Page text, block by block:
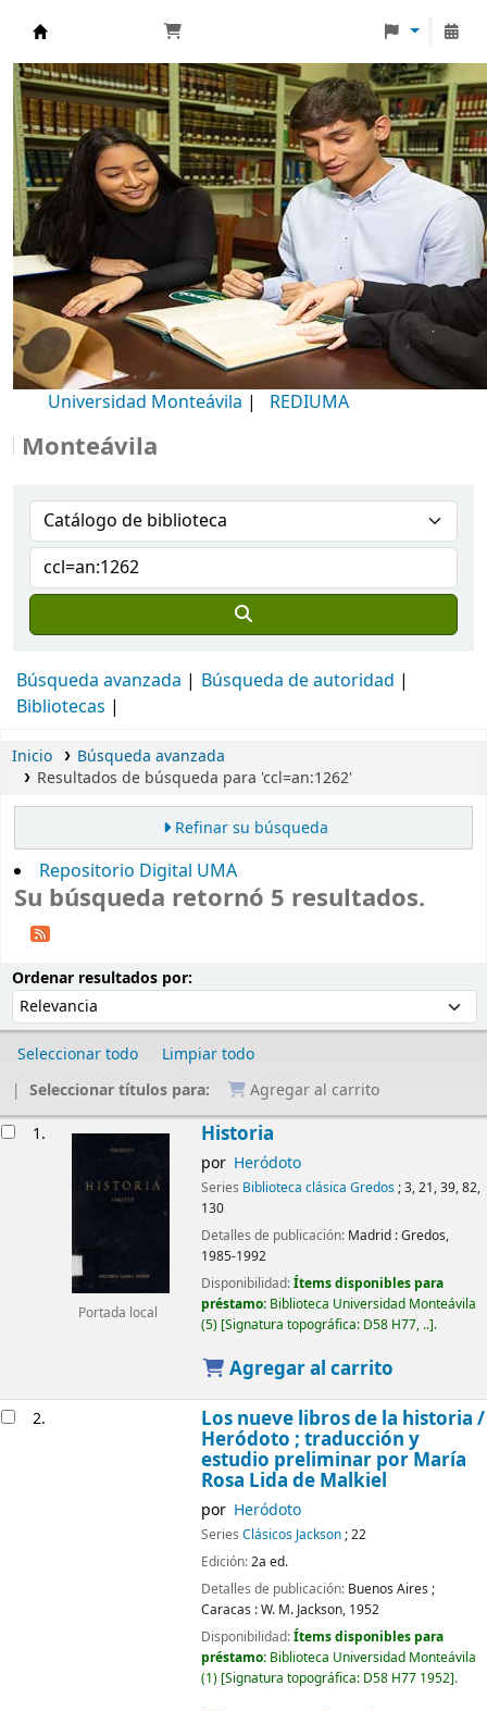
Biblioteca Universidad Monteávila
Universidad Monteávila | REDIUMA
Búsqueda avanzada
Búsqueda de autoridad
Bibliotecas
Inicio
Búsqueda avanzada
Resultados de búsqueda para 'ccl=an:1262'
Refinar su búsqueda
Repositorio Digital UMA
Su búsqueda retornó 5 resultados.
Ordenar resultados por:
Seleccionar todo
Limpiar todo
Seleccionar títulos para:
Agregar al carrito
1.
Portada local
Historia
por Heródoto
Series Biblioteca clásica Gredos; 3, 21, 39, 82,
130
Detalles de publicación: Madrid :Gredos,
1985-1992
Disponibilidad:Ítems disponibles para
préstamo: Biblioteca Universidad Monteávila
(5) Signatura topográfica: D58 H77, .. .
Agregar al carrito
2. Los nueve libros de la historia /
Heródoto ; traducción y
estudio preliminar por María
Rosa Lida de Malkiel
por Heródoto
Series Clásicos Jackson; 22
Edición:2a ed.
Detalles de publicación: Buenos Aires ;
Caracas :W. M. Jackson, 1952
Disponibilidad:Ítems disponibles para
préstamo: Biblioteca Universidad Monteávila
(1) Signatura topográfica: D58 H77 1952 .